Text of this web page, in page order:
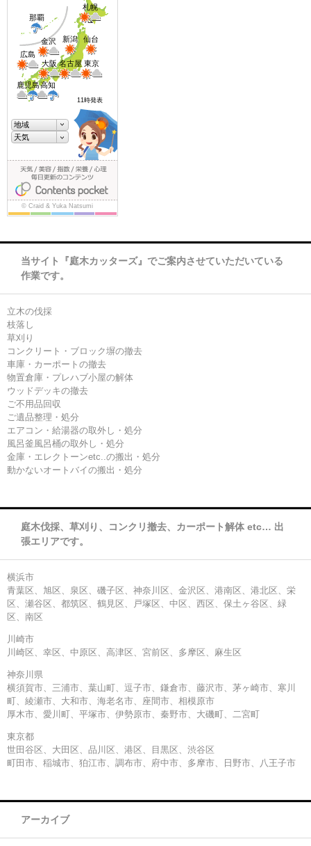
当サイト『庭木カッターズ』でご案内させていただいている
作業です。
立木の伐採
枝落し
草刈り
コンクリート・ブロック塀の撤去
車庫・カーポートの撤去
物置倉庫・プレハブ小屋の解体
ウッドデッキの撤去
ご不用品回収
ご遺品整理・処分
エアコン・給湯器の取外し・処分
風呂釜風呂桶の取外し・処分
金庫・エレクトーンetc..の搬出・処分
動かないオートバイの搬出・処分
庭木伐採、草刈り、コンクリ撤去、カーポート解体 etc… 出
張エリアです。
横浜市
青葉区、旭区、泉区、磯子区、神奈川区、金沢区、港南区、港北区、栄
区、瀬谷区、都筑区、鶴見区、戸塚区、中区、西区、保土ヶ谷区、緑
区、南区
川崎市
川崎区、幸区、中原区、高津区、宮前区、多摩区、麻生区
神奈川県
横須賀市、三浦市、葉山町、逗子市、鎌倉市、藤沢市、茅ヶ崎市、寒川
町、綾瀬市、大和市、海老名市、座間市、相模原市
厚木市、愛川町、平塚市、伊勢原市、秦野市、大磯町、二宮町
東京都
世田谷区、大田区、品川区、港区、目黒区、渋谷区
町田市、稲城市、狛江市、調布市、府中市、多摩市、日野市、八王子市
アーカイブ